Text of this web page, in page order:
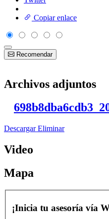
Copiar enlace
Recomendar
Archivos adjuntos
DescargarEliminar
Video
Mapa
¡Inicia tu asesoría vía